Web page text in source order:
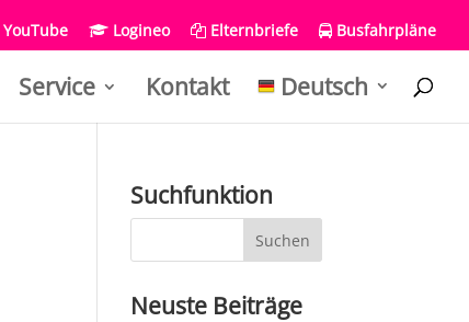
YouTube Logineo Elternbriefe Busfahrpläne
Service Kontakt Deutsch
Suchfunktion
Neuste Beiträge